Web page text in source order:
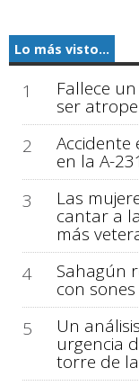
Lo más visto...
1 Fallece
ser
2
en la A-
3
Las
cantar a
más
4
Sahagún
con
5
Un
urgencia
torre de